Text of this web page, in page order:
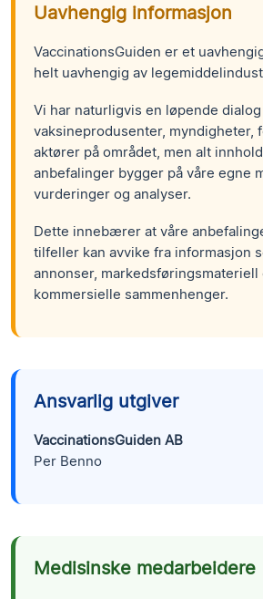
Uavhengig informasjon
VaccinationsGuiden er et
helt uavhengig av
Vi har naturligvis en løpende
vaksineprodusenter, myndigheter,
aktører på området, men alt
anbefalinger bygger på våre egne
vurderinger og analyser.
Dette innebærer at våre
tilfeller kan avvike fra informasjon
annonser, markedsføringsmateriell
kommersielle sammenhenger.
Ansvarlig utgiver
VaccinationsGuiden AB
Per Benno
Medisinske medarbeidere